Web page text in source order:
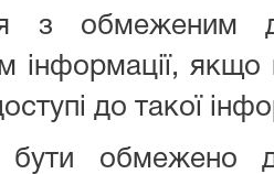
з обмеженим
інформації, якщо
до такої
обмежено